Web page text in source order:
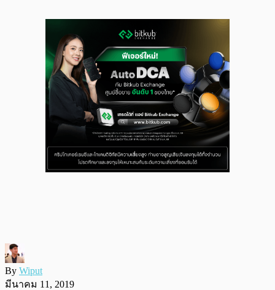
By Wiput
มีนาคม 11, 2019